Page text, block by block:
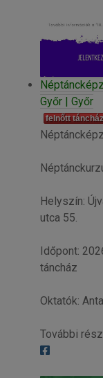
Győr | Győr
felnőtt
Helyszín:
utca 55.
Időpont:
táncház
Oktatók:
További